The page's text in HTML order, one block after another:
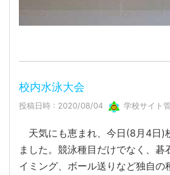
校内水泳大会
投稿日時 : 2020/08/04 学校サイト
天気にも恵まれ、今日(8月4日)
ました。競泳種目だけでなく、碁
イミング、ボール送りなど独自の